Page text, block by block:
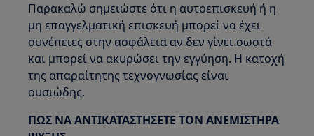
Παρακαλώ σημειώστε ότι η αυτοεπισκευή ή η
μη επαγγελματική επισκευή μπορεί να έχει
συνέπειες στην ασφάλεια αν δεν γίνει σωστά
και μπορεί να ακυρώσει την εγγύηση. Η κατοχή
της απαραίτητης τεχνογνωσίας είναι
ουσιώδης.
ΠΩΣ ΝΑ ΑΝΤΙΚΑΤΑΣΤΗΣΕΤΕ ΤΟΝ ΑΝΕΜΙΣΤΗΡΑ